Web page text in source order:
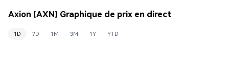
Axion (AXN) Graphique de prix en direct
1D 7D 1M 3M 1Y YTD